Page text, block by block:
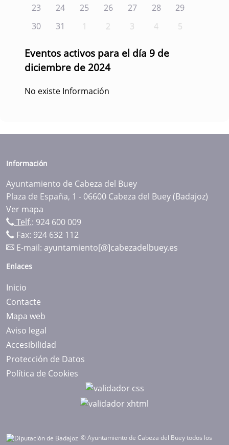
23
24 25 26 27 28
29
30
31 1 2 3 4 5
Eventos activos para el día 9 de
diciembre de 2024
No existe Información
Información
Ayuntamiento de Cabeza del Buey
Plaza de España, 1 - 06600 Cabeza del Buey (Badajoz)
Ver mapa
Telf.: 924 600 009
Fax: 924 632 112
E-mail: ayuntamiento[@]cabezadelbuey.es
Enlaces
Inicio
Contacte
Mapa web
Aviso legal
Accesibilidad
Protección de Datos
Política de Cookies
© Ayuntamiento de Cabeza del Buey todos los